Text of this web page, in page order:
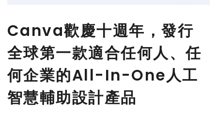
Canva歡慶十週年，發行
全球第一款適合任何人、任
何企業的All-In-One人工
智慧輔助設計產品